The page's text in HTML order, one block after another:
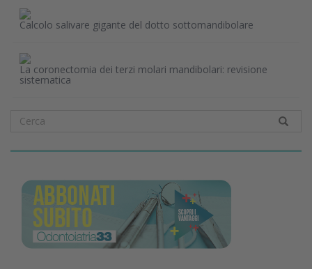
Calcolo salivare gigante del dotto sottomandibolare
La coronectomia dei terzi molari mandibolari: revisione
sistematica